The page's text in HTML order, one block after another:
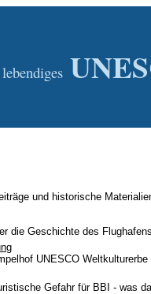
und historische
die Geschichte des
UNESCO
Gefahr für BBI - was